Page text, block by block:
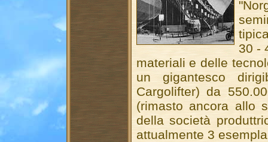
30 -
materiali e delle
un gigantesco
Cargolifter) da
(rimasto ancora allo
della società
attualmente 3